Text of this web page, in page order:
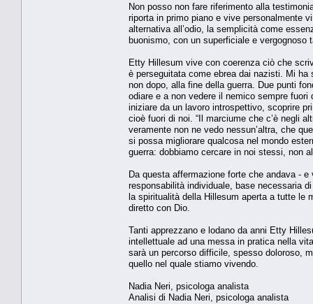
Non posso non fare riferimento alla
riporta in primo piano e vive personalmente
alternativa all’odio, la semplicità come
buonismo, con un superficiale e vergognoso
Etty Hillesum vive con coerenza ciò che
è perseguitata come ebrea dai nazisti. Mi
non dopo, alla fine della guerra. Due punti
odiare e a non vedere il nemico sempre
iniziare da un lavoro introspettivo, scoprire
cioè fuori di noi. “Il marciume che c’è negli
veramente non ne vedo nessun’altra, che
si possa migliorare qualcosa nel mondo
guerra: dobbiamo cercare in noi stessi, non
Da questa affermazione forte che andava -
responsabilità individuale, base necessaria
la spiritualità della Hillesum aperta a tutte le
diretto con Dio.
Tanti apprezzano e lodano da anni Etty
intellettuale ad una messa in pratica nella
sarà un percorso difficile, spesso doloroso,
quello nel quale stiamo vivendo.
Nadia Neri, psicologa analista
Analisi di Nadia Neri, psicologa analista